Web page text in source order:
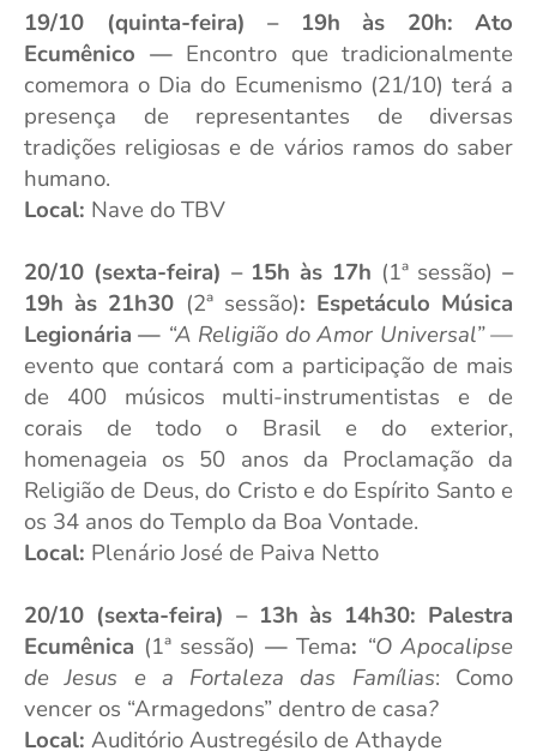
19/10 (quinta-feira) – 19h às 20h: Ato
Ecumênico —Encontro que tradicionalmente
comemora o Dia do Ecumenismo (21/10) terá a
presença de representantes de diversas
tradições religiosas e de vários ramos do saber
humano.
Local: Nave do TBV
20/10 (sexta-feira) – 15h às 17h (1ª sessão) –
19h às 21h30 (2ª sessão): Espetáculo Música
Legionária — “A Religião do Amor Universal” —
evento que contará com a participação de mais
de 400 músicos multi-instrumentistas e de
corais de todo o Brasil e do exterior,
homenageia os 50 anos da Proclamação da
Religião de Deus, do Cristo e do Espírito Santo e
os 34 anos do Templo da Boa Vontade.
Local: Plenário José de Paiva Netto
20/10 (sexta-feira) – 13h às 14h30: Palestra
Ecumênica (1ª sessão) — Tema: “O Apocalipse
de Jesus e a Fortaleza das Famílias: Como
vencer os “Armagedons” dentro de casa?
Local: Auditório Austregésilo de Athayde